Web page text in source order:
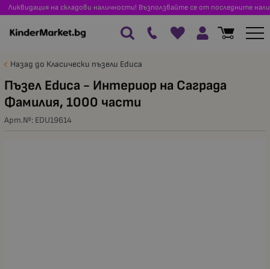
Ликвидация на складови наличности! Възползвайте се от последните
Назад до Класически пъзели Educa
Пъзел Educa - Интериор на Саграда
Фамилия, 1000 части
Арт.№: EDU19614